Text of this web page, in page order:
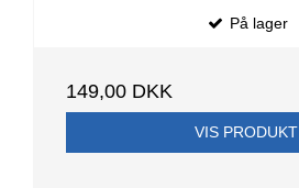
På lager
149,00 DKK
VIS PRODUKT